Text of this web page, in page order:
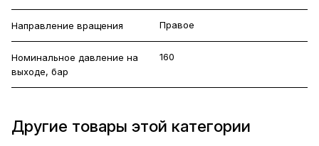
Направление вращения Правое
Номинальное давление на
выходе, бар
160
Другие товары этой категории